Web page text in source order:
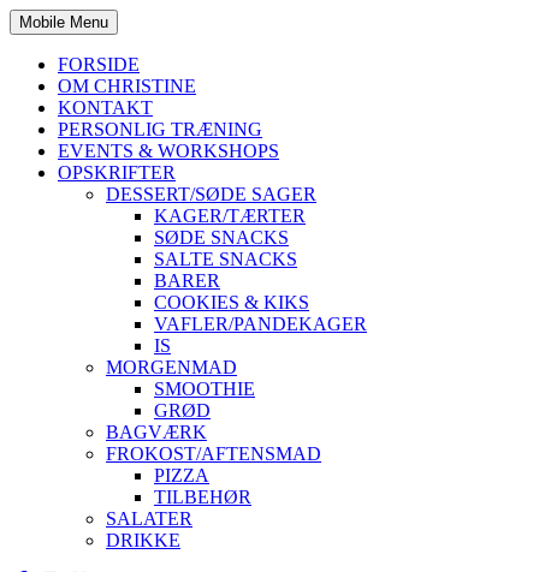
Mobile Menu
FORSIDE
OM CHRISTINE
KONTAKT
PERSONLIG TRÆNING
EVENTS & WORKSHOPS
OPSKRIFTER
DESSERT/SØDE SAGER
KAGER/TÆRTER
SØDE SNACKS
SALTE SNACKS
BARER
COOKIES & KIKS
VAFLER/PANDEKAGER
IS
MORGENMAD
SMOOTHIE
GRØD
BAGVÆRK
FROKOST/AFTENSMAD
PIZZA
TILBEHØR
SALATER
DRIKKE